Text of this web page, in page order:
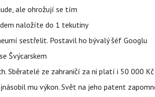
ale ohrožují se tím
naložíte do 1 tekutiny
sestřelit. Postavil ho bývalý šéf Googlu
Švýcarskem
Sběratelé ze zahraničí za ni platí i 50 000 Kč
mu výkon. Svět na jeho patent